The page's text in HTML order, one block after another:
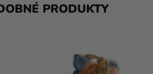
PRODUKTY